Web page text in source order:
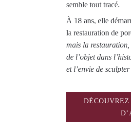
semble tout tracé.
À 18 ans, elle
la restauration de
mais la
de l’objet dans
et l’envie de